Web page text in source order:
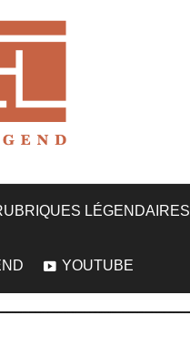
LÉGENDAIRES
YOUTUBE